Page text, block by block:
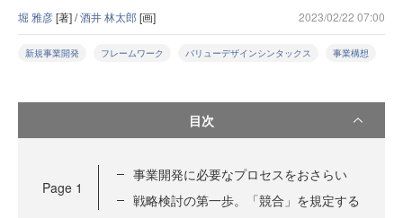
堀 雅彦[著] /酒井 林太郎[画] 2023/02/22 07:00
新規事業開発 フレームワーク バリューデザインシンタックス 事業構想
目次
Page 1
事業開発に必要なプロセスをおさらい
戦略検討の第一歩。「競合」を規定する